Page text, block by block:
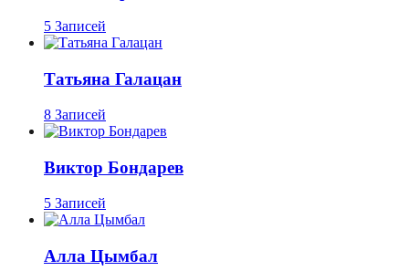
5 Записей
Татьяна Галацан
8 Записей
Виктор Бондарев
5 Записей
Алла Цымбал